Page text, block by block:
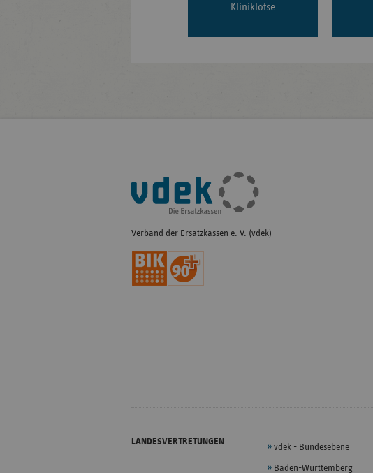
Kliniklotse
Fußleisten-
Navigation
Verband der Ersatzkassen e. V. (vdek)
LANDESVERTRETUNGEN
vdek - Bundesebene
Baden-Württemberg